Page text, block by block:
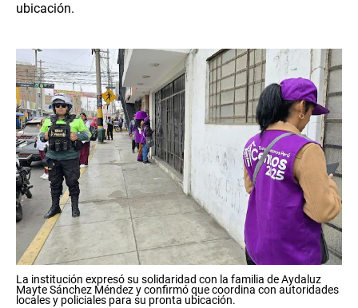
ubicación.
La institución expresó su solidaridad con la familia de Aydaluz
Mayte Sánchez Méndez y confirmó que coordina con autoridades
locales y policiales para su pronta ubicación.